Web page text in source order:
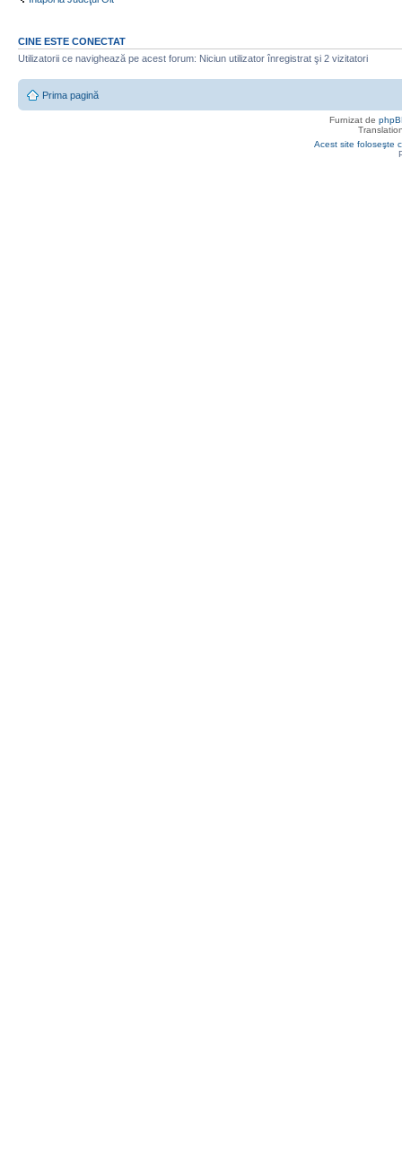
CINE ESTE CONECTAT
Utilizatorii ce navighează pe acest forum: Niciun utilizator înregistrat şi 2 vizitatori
Prima pagină
Furnizat de
Acest site foloseşte